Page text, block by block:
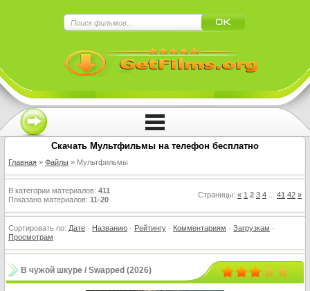
Скачать Мультфильмы на телефон бесплатно
Главная » Файлы » Мультфильмы
В категории материалов: 411
Показано материалов: 11-20
Страницы: « 1 2 3 4 41 42 »
Сортировать по: Дате · Названию · Рейтингу · Комментариям · Загрузкам ·
Просмотрам
В чужой шкуре / Swapped (2026)